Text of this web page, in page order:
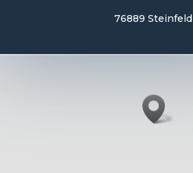
76889 Steinfeld